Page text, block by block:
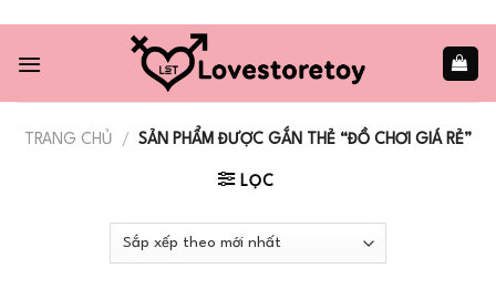
content
TRANG CHỦ / SẢN PHẨM ĐƯỢC GẮN THẺ “ĐỒ CHƠI GIÁ RẺ”
LỌC